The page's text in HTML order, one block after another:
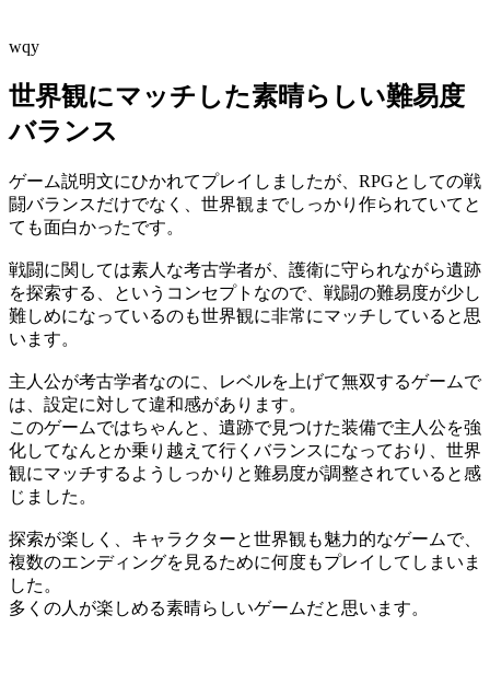
wqy
世界観にマッチした素晴らしい難易度
バランス
ゲーム説明文にひかれてプレイしましたが、RPGとしての戦
闘バランスだけでなく、世界観までしっかり作られていてと
ても面白かったです。
戦闘に関しては素人な考古学者が、護衛に守られながら遺跡
を探索する、というコンセプトなので、戦闘の難易度が少し
難しめになっているのも世界観に非常にマッチしていると思
います。
主人公が考古学者なのに、レベルを上げて無双するゲームで
は、設定に対して違和感があります。
このゲームではちゃんと、遺跡で見つけた装備で主人公を強
化してなんとか乗り越えて行くバランスになっており、世界
観にマッチするようしっかりと難易度が調整されていると感
じました。
探索が楽しく、キャラクターと世界観も魅力的なゲームで、
複数のエンディングを見るために何度もプレイしてしまいま
した。
多くの人が楽しめる素晴らしいゲームだと思います。